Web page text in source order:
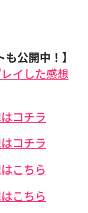
公開中！】
イした感想
コチラ
コチラ
こちら
こちら